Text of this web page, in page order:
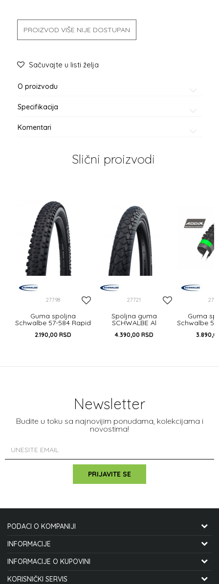
PROIZVOD VIŠE NIJE DOSTUPAN
Sačuvajte u listi želja
O proizvodu
Specifikacija
Komentari
Slični proizvodi
27798
Guma spoljna
Schwalbe 57-584 Rapid
2.190,00 RSD
27721
Spoljna guma
SCHWALBE Al
4.390,00 RSD
Guma
Schwalbe
Newsletter
Budite u toku sa najnovijim ponudama, kolekcijama i
novostima!
PRIJAVITE SE
PODACI O KOMPANIJI
CYCLO MANIA INTERNATIONAL DOO
21000 NOVI SAD, SRBIJA
INFORMACIJE
O NAMA
ZAPOSLENJE
INFORMACIJE O KUPOVINI
KAKO KUPITI
KORISNIČKI SERVIS